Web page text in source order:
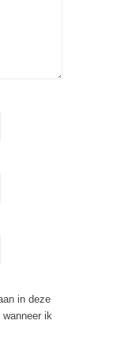
in deze
ik